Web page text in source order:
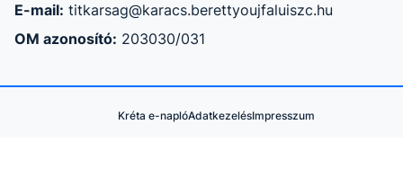
E-mail: titkarsag@karacs.berettyoujfaluiszc.hu
OM azonosító: 203030/031
Kréta e-naplóAdatkezelésImpresszum